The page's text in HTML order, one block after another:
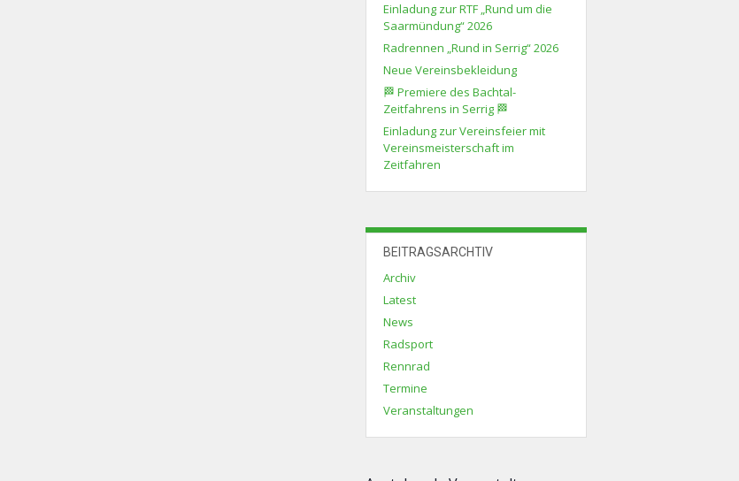
Einladung zur RTF „Rund um die
Saarmündung“ 2026
Radrennen „Rund in Serrig“ 2026
Neue Vereinsbekleidung
🏁 Premiere des Bachtal-
Zeitfahrens in Serrig 🏁
Einladung zur Vereinsfeier mit
Vereinsmeisterschaft im
Zeitfahren
BEITRAGSARCHTIV
Archiv
Latest
News
Radsport
Rennrad
Termine
Veranstaltungen